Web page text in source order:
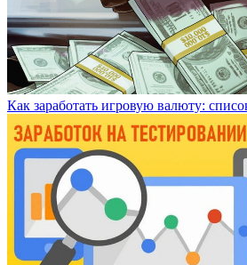
Как заработать игровую валюту: